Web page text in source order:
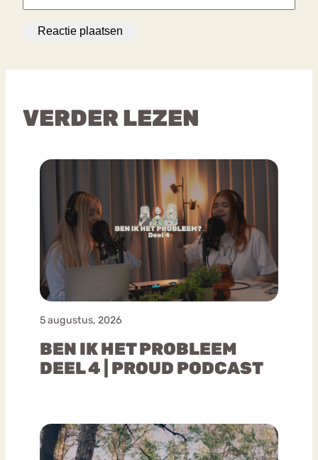
VERDER LEZEN
5 augustus, 2026
BEN IK HET PROBLEEM
DEEL 4 | PROUD PODCAST